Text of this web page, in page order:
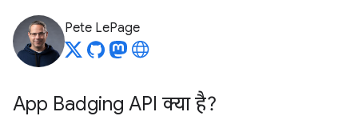
Pete LePage
App Badging API क्या है?